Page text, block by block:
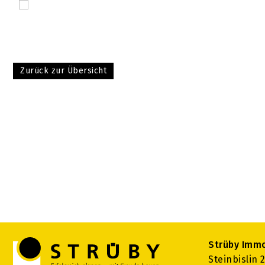
Zurück zur Übersicht
Strüby
Steinbislin 2